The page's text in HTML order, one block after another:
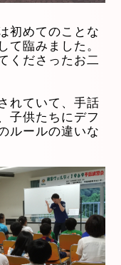
初めてのことな
て臨みました。
くださったお二
れていて、手話
子供たちにデフ
ルールの違いな